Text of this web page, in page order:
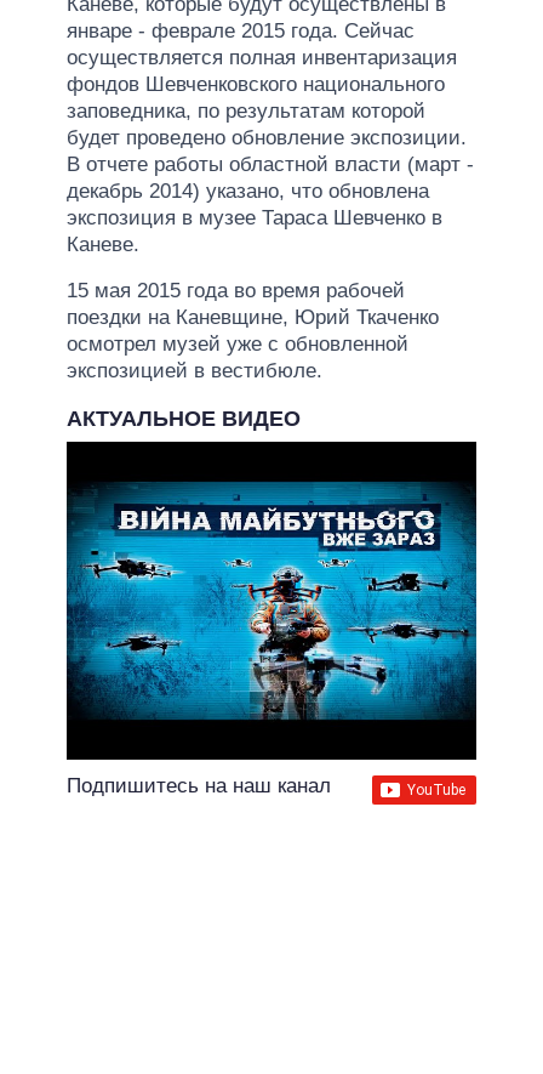
январе - феврале 2015 года. Сейчас
осуществляется полная инвентаризация
фондов Шевченковского национального
заповедника, по результатам которой
будет проведено обновление экспозиции.
В отчете работы областной власти (март -
декабрь 2014) указано, что обновлена
экспозиция в музее Тараса Шевченко в
Каневе.
15 мая 2015 года во время рабочей
поездки на Каневщине, Юрий Ткаченко
осмотрел музей уже с обновленной
экспозицией в вестибюле.
АКТУАЛЬНОЕ ВИДЕО
Подпишитесь на наш канал